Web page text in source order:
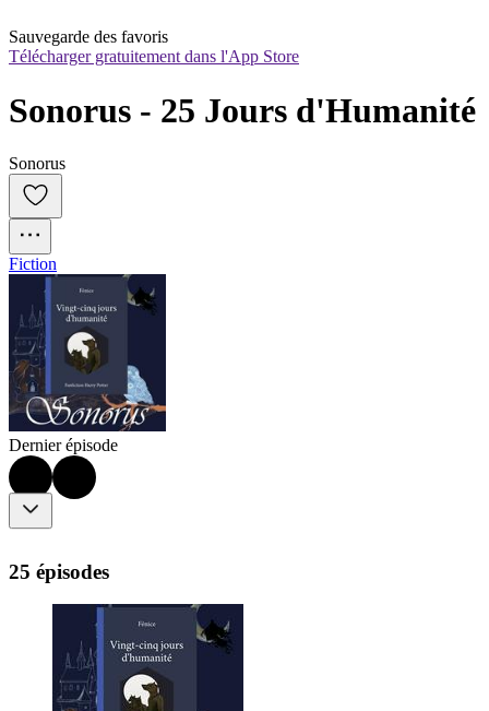
Sauvegarde des favoris
Télécharger gratuitement dans l'App Store
Sonorus - 25 Jours d'Humanité
Sonorus
Fiction
Dernier épisode
25 épisodes